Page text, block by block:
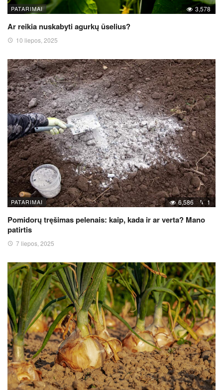
PATARIMAI 3,578
Ar reikia nuskabyti agurkų ūselius?
10 liepos, 2025
PATARIMAI 6,586 1
Pomidorų tręšimas pelenais: kaip, kada ir ar verta? Mano
patirtis
7 liepos, 2025